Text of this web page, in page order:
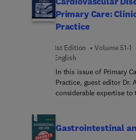
basic advances in the
precursor lesions and its
implications to provide a
development in the
related organs.
Primary Care:
Practice
1st Edition Volume 51-1
English
In this issue of Primary
Practice, guest editor Dr.
considerable expertise
cardiovascular diseases in
Gastrointestinal